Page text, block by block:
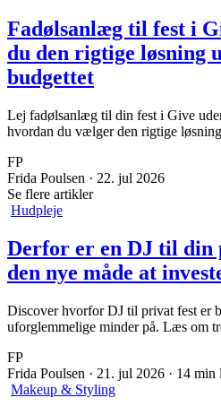
Fadølsanlæg til fest i
du den rigtige løsning
budgettet
Lej fadølsanlæg til din fest i Give
hvordan du vælger den rigtige
FP
Frida Poulsen · 22. jul 2026
Se flere artikler
Hudpleje
Derfor er en DJ til din
den nye måde at
Discover hvorfor DJ til privat fest er
uforglemmelige minder på. Læs om
FP
Frida Poulsen · 21. jul 2026 · 14 min
Makeup & Styling